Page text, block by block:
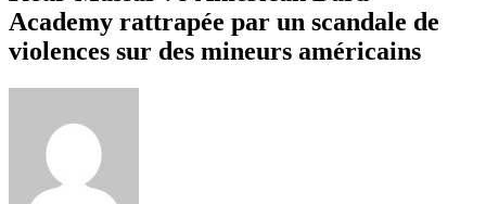
Academy rattrapée par un scandale de
violences sur des mineurs américains